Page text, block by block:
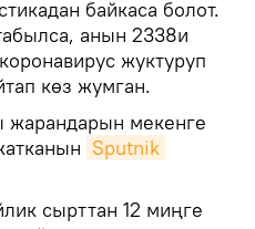
байкаса болот.
анын 2338и
жуктуруп
көз жумган.
жарандарын мекенге
Sputnik
сырттан 12 миңге